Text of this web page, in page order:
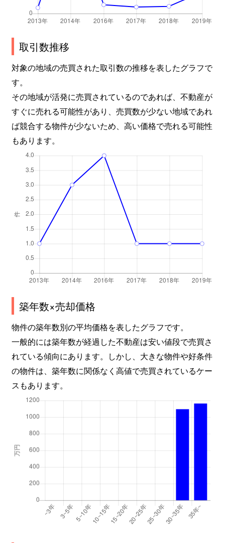
取引数推移
対象の地域の売買された取引数の推移を表したグラフで
す。
その地域が活発に売買されているのであれば、不動産が
すぐに売れる可能性があり、売買数が少ない地域であれ
ば競合する物件が少ないため、高い価格で売れる可能性
もあります。
築年数×売却価格
物件の築年数別の平均価格を表したグラフです。
一般的には築年数が経過した不動産は安い値段で売買さ
れている傾向にあります。しかし、大きな物件や好条件
の物件は、築年数に関係なく高値で売買されているケー
スもあります。